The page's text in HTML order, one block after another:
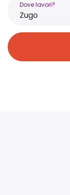
Dove lavori?
Zugo